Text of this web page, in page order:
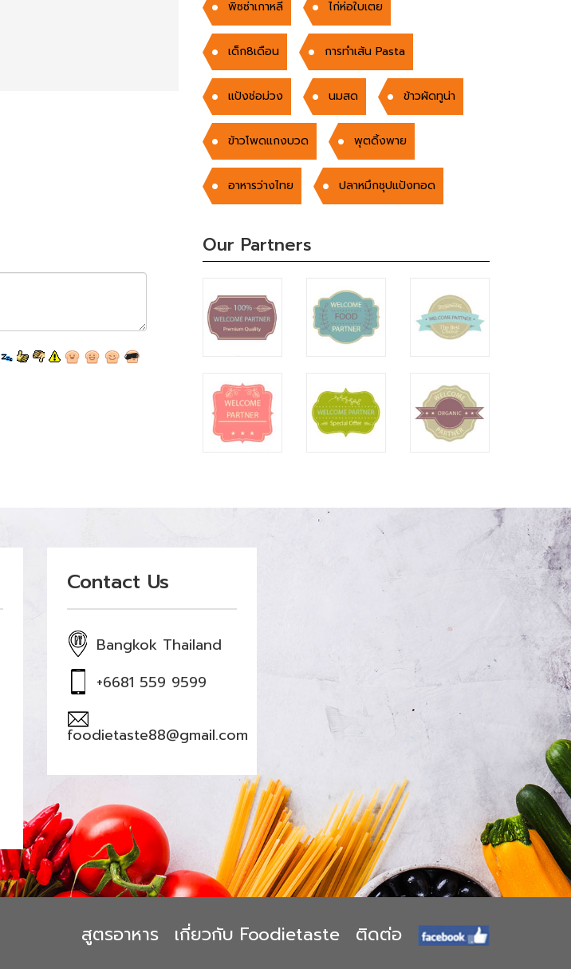
พิซซ่าเกาหลี ไก่ห่อใบเตย
เด็ก8เดือน การทำเส้น Pasta
แป้งช่อม่วง นมสด ข้าวผัดทูน่า
ข้าวโพดแกงบวด พุตดิ้งพาย
อาหารว่างไทย ปลาหมึกชุปแป้งทอด
Our Partners
Contact Us
Bangkok Thailand
+6681 559 9599
foodietaste88@gmail.com
สูตรอาหาร เกี่ยวกับ Foodietaste ติดต่อ